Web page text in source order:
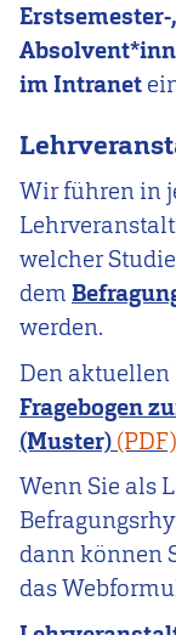
im Intranet
Wir führen in
welcher
dem
werden.
Den aktuellen
Fragebogen
(Muster)
Wenn Sie als
dann können
das